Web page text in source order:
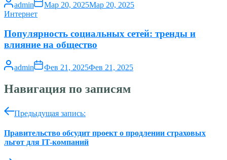
admin Мар 20, 2025Мар 20, 2025
Интернет
Популярность социальных сетей: тренды и
влияние на общество
admin Фев 21, 2025Фев 21, 2025
Навигация по записям
Предыдущая запись:
Правительство обсудит проект о продлении страховых
льгот для IT-компаний